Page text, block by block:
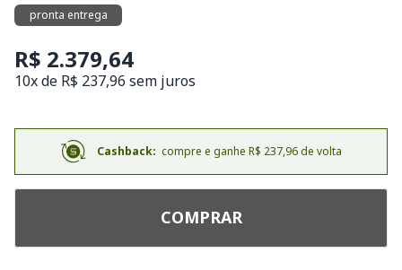
pronta entrega
R$ 2.379,64
10x de R$ 237,96 sem juros
Cashback: compre e ganhe R$ 237,96 de volta
COMPRAR